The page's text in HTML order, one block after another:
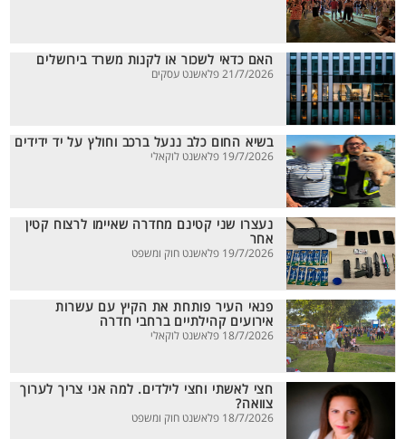
האם כדאי לשכור או לקנות משרד בירושלים
21/7/2026 פלאשנט עסקים
בשיא החום כלב ננעל ברכב וחולץ על יד ידידים
19/7/2026 פלאשנט לוקאלי
נעצרו שני קטינם מחדרה שאיימו לרצוח קטין
אחר
19/7/2026 פלאשנט חוק ומשפט
פנאי העיר פותחת את הקיץ עם עשרות
אירועים קהילתיים ברחבי חדרה
18/7/2026 פלאשנט לוקאלי
חצי לאשתי וחצי לילדים. למה אני צריך לערוך
צוואה?
18/7/2026 פלאשנט חוק ומשפט